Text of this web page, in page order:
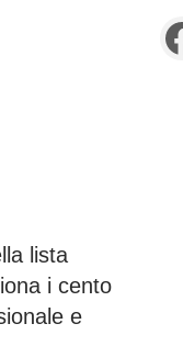
lista
i cento
e